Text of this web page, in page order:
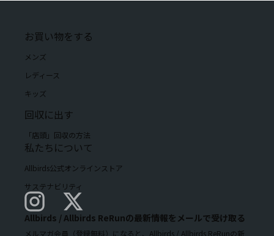
の関係法令を遵守します。
２．個人情報
定める「個人情報」をいい、お客さまの個人に関する情報で
あって、当該情報に含まれる氏名、年齢、性別、電話番号、FA
に付与された番号や記号等、その個人を識別できるものを意
味し、他の情報と容易に照合することによりその個人を識別
できるものを含みます。
①お客さまからのご注文・ご質問に対する回答等の連絡対
応
②お客さまへの製品のお届け
③お客さま向け各種サービスのご提供
お買い物をする
メンズ
レディース
キッズ
回収に出す
「店頭」回収の方法
私たちについて
Allbirds公式オンラインストア
サステナビリティ
Allbirds / Allbirds ReRunの最新情報をメールで受け取る
メルマガ会員（登録無料）になると、Allbirds / Allbirds ReRunの新